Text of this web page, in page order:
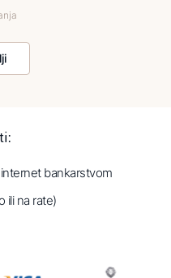
bankarstvom
ili na rate)